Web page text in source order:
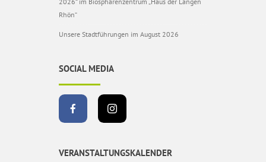
Rhön“
Unsere Stadtführungen im August 2026
SOCIAL MEDIA
VERANSTALTUNGSKALENDER